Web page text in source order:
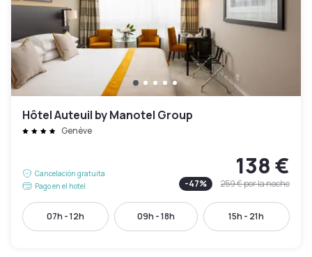
Hôtel Auteuil by Manotel Group
Genève
Cancelación gratuita
Pago en el hotel
138 €
-47% 259 €por la noche
07h - 12h 09h - 18h 15h - 21h